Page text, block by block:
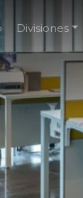
Divisiones